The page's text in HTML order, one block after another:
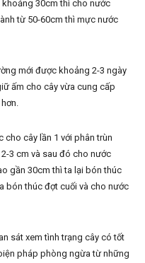
30cm thì cho nước
từ 50-60cm thì mực nước
mới được khoảng 2-3 ngày
ấm cho cây vừa cung cấp
cho cây lần 1 với phân trùn
3 cm và sau đó cho nước
gần 30cm thì ta lại bón thúc
bón thúc đợt cuối và cho nước
sát xem tình trạng cây có tốt
pháp phòng ngừa từ những